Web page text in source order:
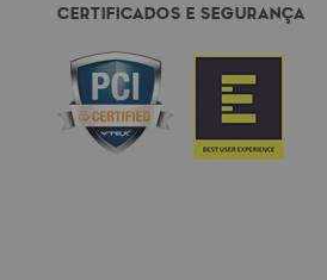
CERTIFICADOS E SEGURANÇA